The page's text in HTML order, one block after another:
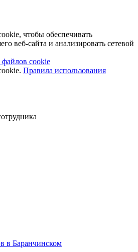
чтобы обеспечивать
веб-сайта и анализировать сетевой
файлов cookie
Правила использования
в Баранчинском